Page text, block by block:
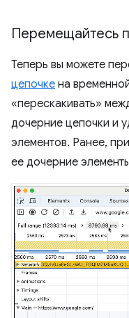
Перемещайтесь
Теперь вы можете
цепочке на
«перескакивать»
дочерние цепочки и
элементов. Ранее,
ее дочерние